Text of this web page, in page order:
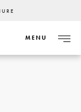
MENU